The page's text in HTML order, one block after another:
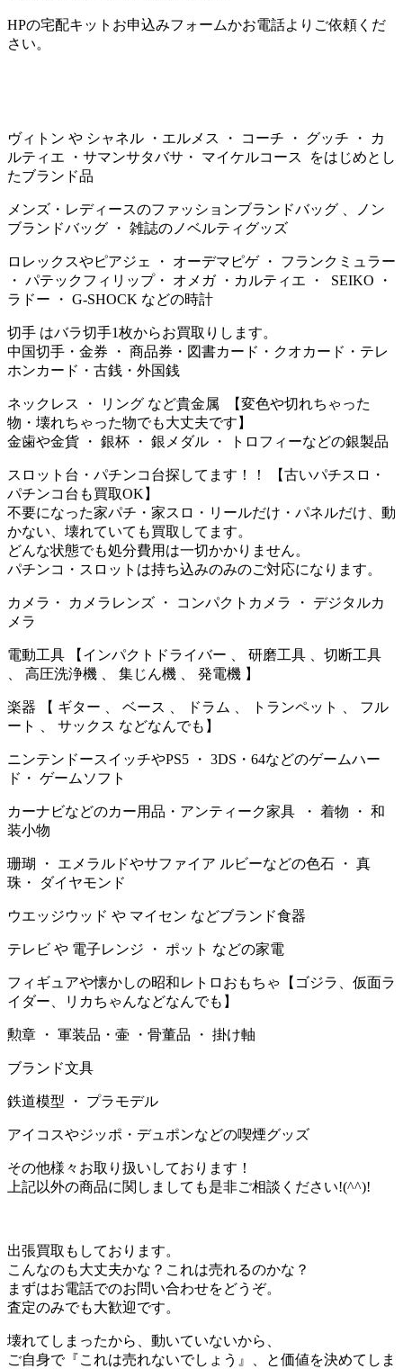
HPの宅配キットお申込みフォームかお電話よりご依頼くだ
さい。
ヴィトン や シャネル ・エルメス ・ コーチ ・ グッチ ・ カ
ルティエ ・サマンサタバサ・ マイケルコース をはじめとし
たブランド品
メンズ・レディースのファッションブランドバッグ 、ノン
ブランドバッグ ・ 雑誌のノベルティグッズ
ロレックスやピアジェ ・ オーデマピゲ ・ フランクミュラー
・ パテックフィリップ・ オメガ ・カルティエ ・ SEIKO ・
ラドー ・ G-SHOCK などの時計
切手 はバラ切手1枚からお買取りします。
中国切手・金券 ・ 商品券・図書カード・クオカード・テレ
ホンカード・古銭・外国銭
ネックレス ・ リング など貴金属 【変色や切れちゃった
物・壊れちゃった物でも大丈夫です】
金歯や金貨 ・ 銀杯 ・ 銀メダル ・ トロフィーなどの銀製品
スロット台・パチンコ台探してます！！ 【古いパチスロ・
パチンコ台も買取OK】
不要になった家パチ・家スロ・リールだけ・パネルだけ、動
かない、壊れていても買取してます。
どんな状態でも処分費用は一切かかりません。
パチンコ・スロットは持ち込みのみのご対応になります。
カメラ・ カメラレンズ ・ コンパクトカメラ ・ デジタルカ
メラ
電動工具 【インパクトドライバー 、 研磨工具 、切断工具
、 高圧洗浄機 、 集じん機 、 発電機 】
楽器 【 ギター 、 ベース 、 ドラム 、 トランペット 、 フル
ート 、 サックス などなんでも】
ニンテンドースイッチやPS5 ・ 3DS・64などのゲームハー
ド・ ゲームソフト
カーナビなどのカー用品・アンティーク家具 ・ 着物 ・ 和
装小物
珊瑚 ・ エメラルドやサファイア ルビーなどの色石 ・ 真
珠・ ダイヤモンド
ウエッジウッド や マイセン などブランド食器
テレビ や 電子レンジ ・ ポット などの家電
フィギュアや懐かしの昭和レトロおもちゃ【ゴジラ、仮面ラ
イダー、リカちゃんなどなんでも】
勲章 ・ 軍装品・壷 ・骨董品 ・ 掛け軸
ブランド文具
鉄道模型 ・ プラモデル
アイコスやジッポ・デュポンなどの喫煙グッズ
その他様々お取り扱いしております！
上記以外の商品に関しましても是非ご相談ください!(^^)!
出張買取もしております。
こんなのも大丈夫かな？これは売れるのかな？
まずはお電話でのお問い合わせをどうぞ。
査定のみでも大歓迎です。
壊れてしまったから、動いていないから、
ご自身で『これは売れないでしょう』、と価値を決めてしま